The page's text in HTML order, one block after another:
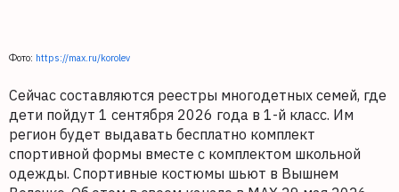
Фото: https://max.ru/korolev
Сейчас составляются реестры многодетных семей, где
дети пойдут 1 сентября 2026 года в 1-й класс. Им
регион будет выдавать бесплатно комплект
спортивной формы вместе с комплектом школьной
одежды. Спортивные костюмы шьют в Вышнем